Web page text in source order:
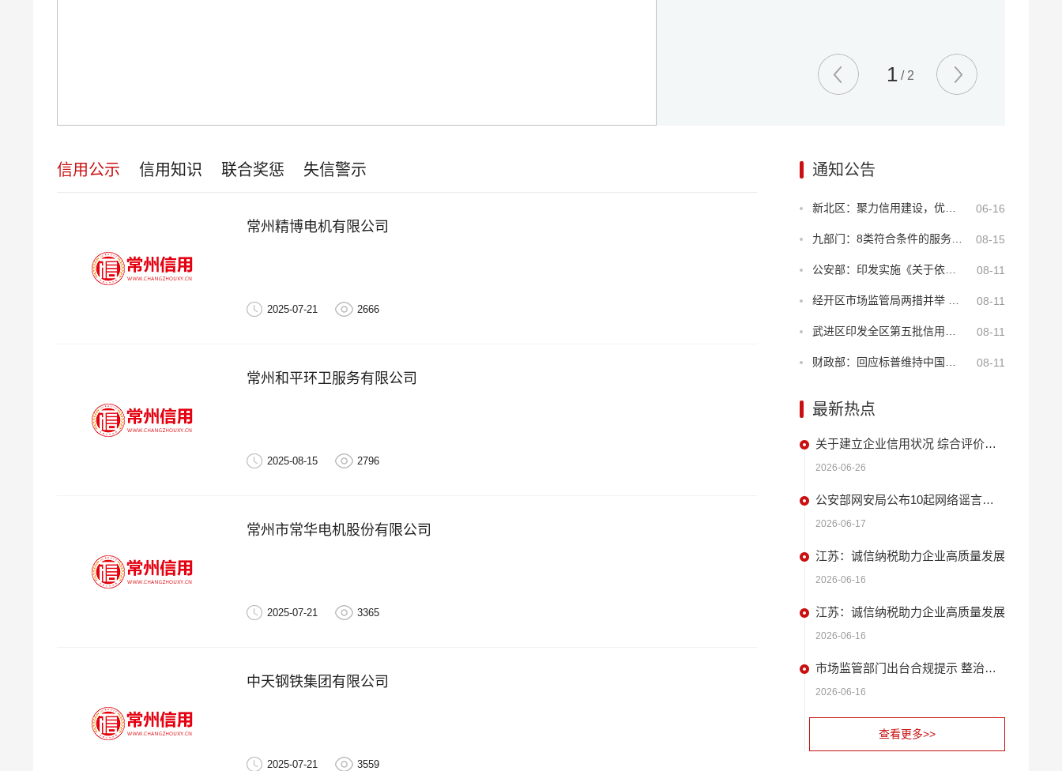
1 / 2
信用公示 信用知识 联合奖惩 失信警示
常州精博电机有限公司
2025-07-21 2666
常州和平环卫服务有限公司
2025-08-15 2796
常州市常华电机股份有限公司
2025-07-21 3365
中天钢铁集团有限公司
2025-07-21 3559
通知公告
06-16
08-15
08-11
08-11
08-11
08-11
最新热点
关于建立企业信用状况 综合评价体系的实施方案
2026-06-26
公安部网安局公布10起网络谣言违法犯罪 典型案例
2026-06-17
江苏：诚信纳税助力企业高质量发展
2026-06-16
江苏：诚信纳税助力企业高质量发展
2026-06-16
市场监管部门出台合规提示 整治扫码缴费广告问题
2026-06-16
查看更多>>